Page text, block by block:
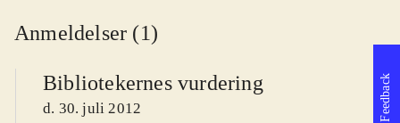
Anmeldelser (1)
Bibliotekernes vurdering
d. 30. juli 2012 Feedback